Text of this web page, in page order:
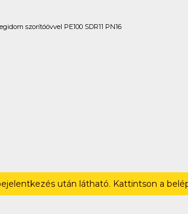
szorítóövvel PE100 SDR11 PN16
után látható. Kattintson a